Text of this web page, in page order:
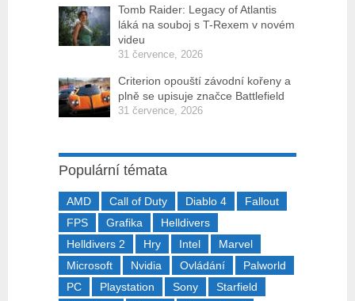
Tomb Raider: Legacy of Atlantis
láká na souboj s T-Rexem v novém
videu
31 července, 2026
Criterion opouští závodní kořeny a
plně se upisuje značce Battlefield
31 července, 2026
Populární témata
AMD Call of Duty Diablo 4
Fallout
FPS
Grafika
Helldivers
Helldivers 2
Hry Intel
Marvel
Microsoft
Nvidia Ovládání
Palworld
PC
Playstation Sony
Starfield